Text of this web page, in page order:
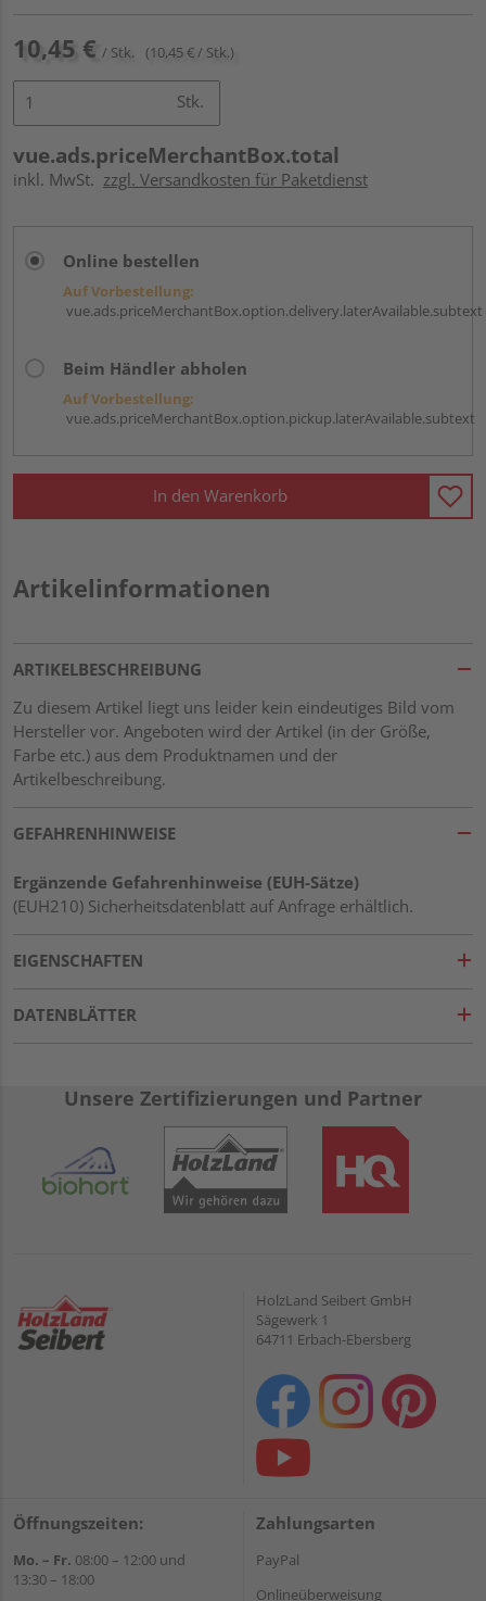
10,45 € / Stk. (10,45 € / Stk.)
Stk.
vue.ads.priceMerchantBox.total
inkl. MwSt. zzgl. Versandkosten für Paketdienst
Online bestellen
Auf Vorbestellung:
vue.ads.priceMerchantBox.option.delivery.laterAvailable.subtext
Beim Händler abholen
Auf Vorbestellung:
vue.ads.priceMerchantBox.option.pickup.laterAvailable.subtext
In den Warenkorb
Artikelinformationen
ARTIKELBESCHREIBUNG
Zu diesem Artikel liegt uns leider kein eindeutiges Bild vom
Hersteller vor. Angeboten wird der Artikel (in der Größe,
Farbe etc.) aus dem Produktnamen und der
Artikelbeschreibung.
GEFAHRENHINWEISE
Ergänzende Gefahrenhinweise (EUH-Sätze)
(EUH210) Sicherheitsdatenblatt auf Anfrage erhältlich.
EIGENSCHAFTEN
DATENBLÄTTER
Unsere Zertifizierungen und Partner
HolzLand Seibert GmbH
Sägewerk 1
64711 Erbach-Ebersberg
Öffnungszeiten:
Mo. – Fr. 08:00 – 12:00 und
13:30 – 18:00
Zahlungsarten
PayPal
Onlineüberweisung